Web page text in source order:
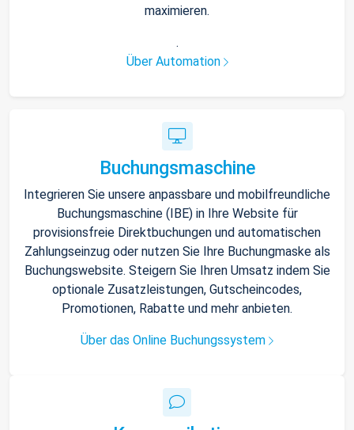
maximieren.
.
Über Automation
Buchungsmaschine
Integrieren Sie unsere anpassbare und mobilfreundliche
Buchungsmaschine (IBE) in Ihre Website für
provisionsfreie Direktbuchungen und automatischen
Zahlungseinzug oder nutzen Sie Ihre Buchungmaske als
Buchungswebsite. Steigern Sie Ihren Umsatz indem Sie
optionale Zusatzleistungen, Gutscheincodes,
Promotionen, Rabatte und mehr anbieten.
Über das Online Buchungssystem